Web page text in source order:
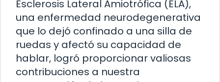
Esclerosis Lateral Amiotrófica (ELA),
una enfermedad neurodegenerativa
que lo dejó confinado a una silla de
ruedas y afectó su capacidad de
hablar, logró proporcionar valiosas
contribuciones a nuestra